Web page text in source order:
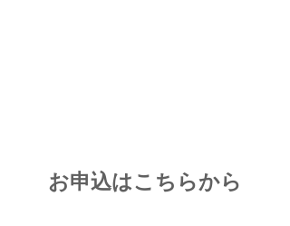
お申込はこちらから